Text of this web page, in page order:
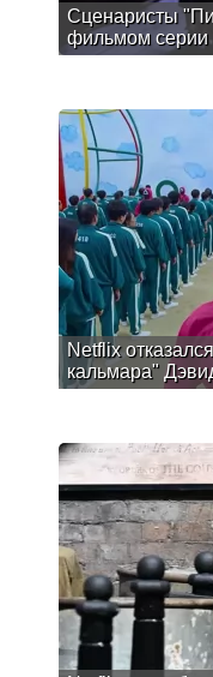
Сценаристы
фильмом серии
Netflix
кальмара"